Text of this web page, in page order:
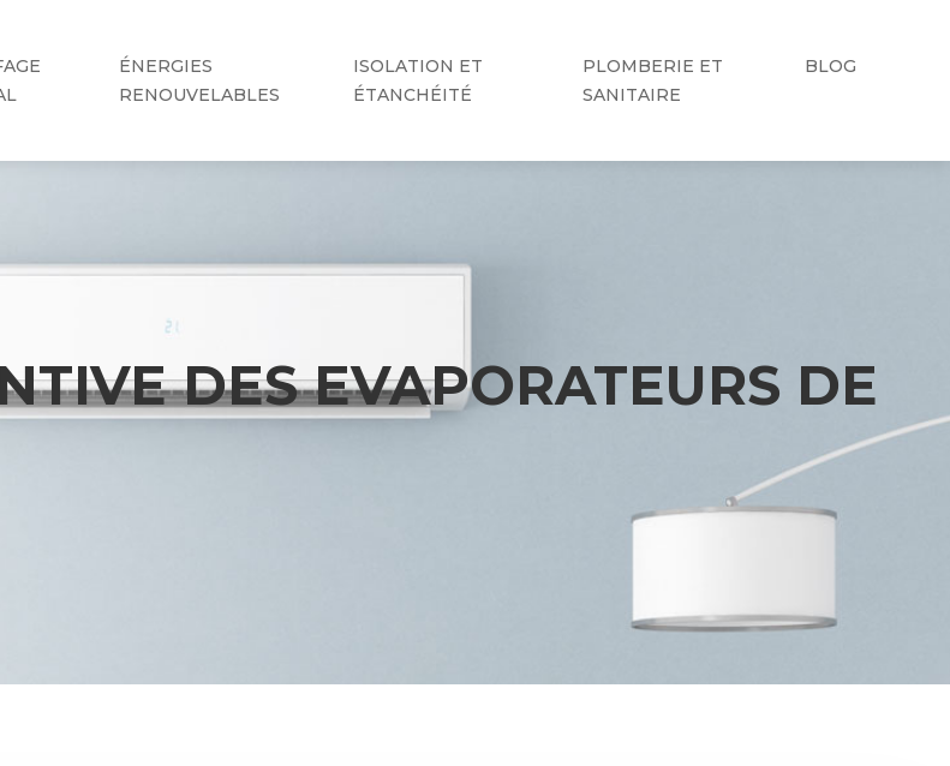
ÉNERGIES
RENOUVELABLES
ISOLATION ET
ÉTANCHÉITÉ
PLOMBERIE ET
SANITAIRE
BLOG
DES EVAPORATEURS DE